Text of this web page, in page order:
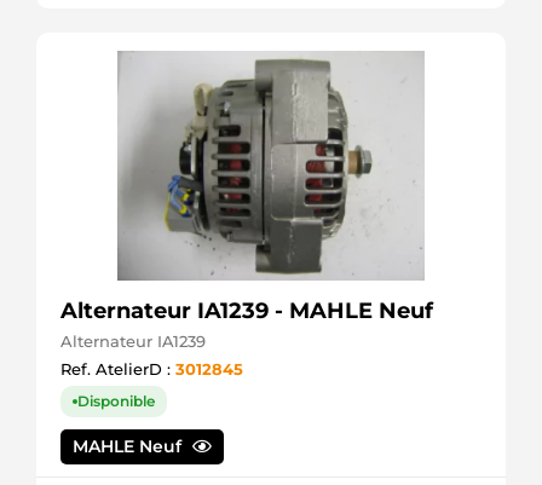
Alternateur IA1239 - MAHLE Neuf
Alternateur IA1239
Ref. AtelierD : 3012845
Disponible
MAHLE Neuf